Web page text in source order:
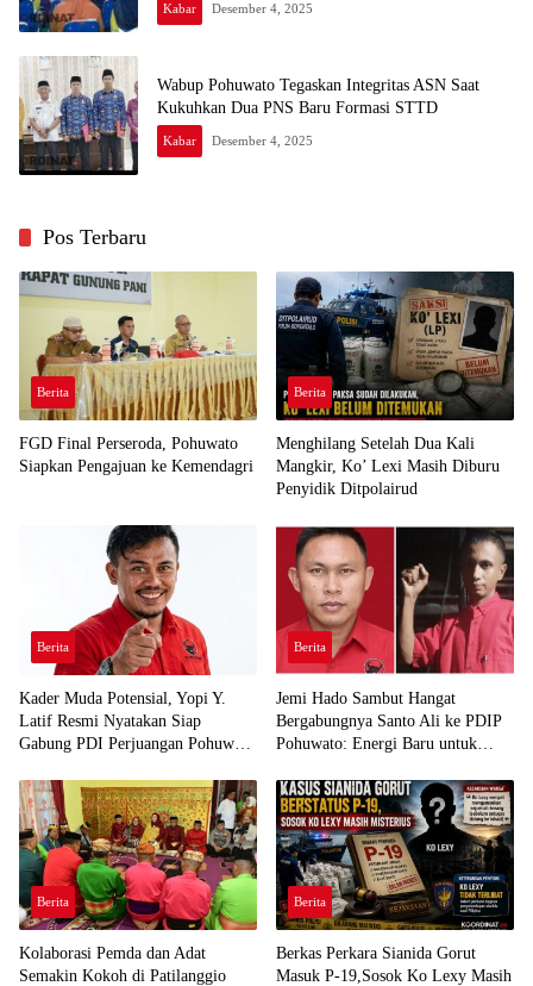
Kabar Desember 4, 2025
Wabup Pohuwato Tegaskan Integritas ASN Saat
Kukuhkan Dua PNS Baru Formasi STTD
Kabar Desember 4, 2025
Pos Terbaru
Berita
FGD Final Perseroda, Pohuwato
Siapkan Pengajuan ke Kemendagri
Berita
Menghilang Setelah Dua Kali
Mangkir, Ko’ Lexi Masih Diburu
Penyidik Ditpolairud
Berita
Kader Muda Potensial, Yopi Y.
Latif Resmi Nyatakan Siap
Gabung PDI Perjuangan Pohuwato
Berita
Jemi Hado Sambut Hangat
Bergabungnya Santo Ali ke PDIP
Pohuwato: Energi Baru untuk
Berita
Kolaborasi Pemda dan Adat
Semakin Kokoh di Patilanggio
Berita
Berkas Perkara Sianida Gorut
Masuk P-19,Sosok Ko Lexy Masih